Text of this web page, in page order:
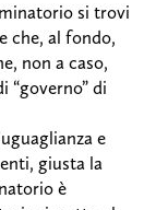
si trovi
che, al fondo,
non a caso,
“governo” di
e
giusta la
è